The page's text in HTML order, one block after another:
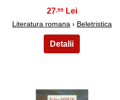
27,99
Literatura romana › Beletristica